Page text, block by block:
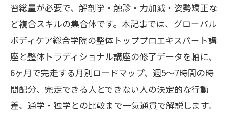
習総量が必要で、解剖学・触診・力加減・姿勢矯正な
ど複合スキルの集合体です。本記事では、グローバル
ボディケア総合学院の整体トッププロエキスパート講
座と整体トラディショナル講座の修了データを軸に、
6ヶ月で完走する月別ロードマップ、週5〜7時間の時
間配分、完走できる人とできない人の決定的な行動
差、通学・独学との比較まで一気通貫で解説します。